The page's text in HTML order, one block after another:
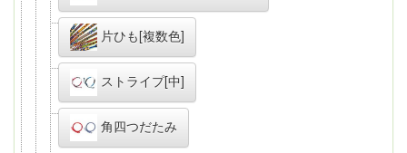
片ひも[複数色]
ストライプ[中]
角四つだたみ